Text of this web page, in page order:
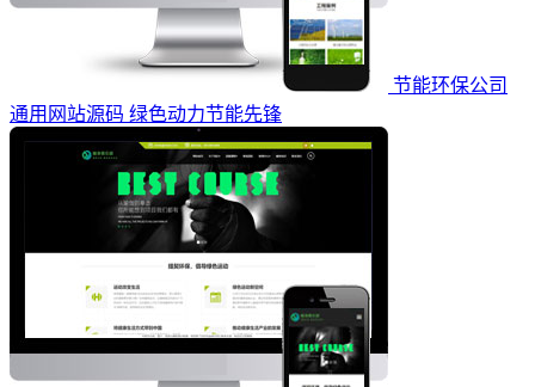
节能环保公司
通用网站源码 绿色动力节能先锋